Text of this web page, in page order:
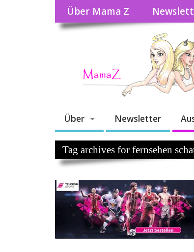
Über Mama Z
Über Newsletter
Tag archives for fernsehen